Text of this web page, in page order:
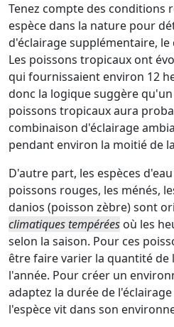
Tenez compte des conditions
espèce dans la nature pour
d'éclairage supplémentaire, le
Les poissons tropicaux ont
qui fournissaient environ 12
donc la logique suggère
poissons tropicaux aura
combinaison d'éclairage
pendant environ la moitié de
D'autre part, les espèces
poissons rouges, les ménés,
danios (poisson zèbre) sont
climatiques tempérées où les
selon la saison. Pour ces
être faire varier la quantité de
l'année. Pour créer un
adaptez la durée de
l'espèce vit dans son